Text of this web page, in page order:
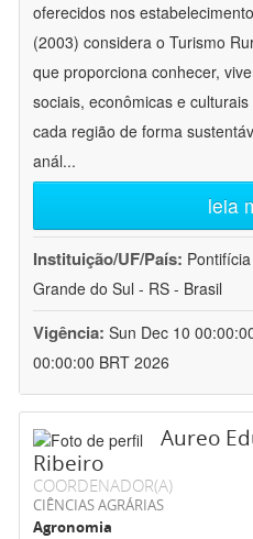
oferecidos nos
(2003) considera o Turismo
que proporciona conhecer,
sociais, econômicas e
cada região de forma
anál...
leia
Instituição/UF/País:
Grande do Sul - RS - Brasil
Vigência: Sun Dec 10
00:00:00 BRT 2026
Aureo
Ribeiro
COORDENADOR(A)
CIÊNCIAS AGRÁRIAS
Agronomia